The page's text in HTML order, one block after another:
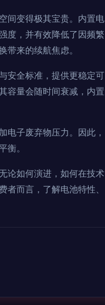
间变得极其宝贵。内置电
度，并有效降低了因频繁
来的续航焦虑。
安全标准，提供更稳定可
容量会随时间衰减，内置
电子废弃物压力。因此，
衡。
论如何演进，如何在技术
而言，了解电池特性、